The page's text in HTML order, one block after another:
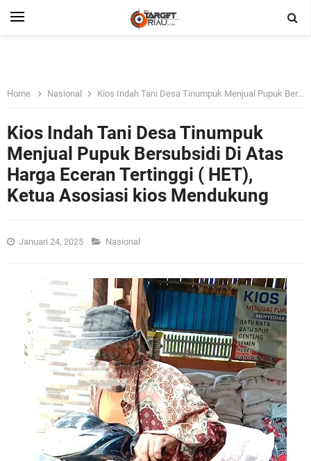
Home Nasional Kios Indah Tani Desa Tinumpuk Menjual Pupuk Bersubsidi Di Atas Harga Eceran Tertinggi ( HET), Ketua Asosiasi kios Mendukung
Kios Indah Tani Desa Tinumpuk
Menjual Pupuk Bersubsidi Di Atas
Harga Eceran Tertinggi ( HET),
Ketua Asosiasi kios Mendukung
Januari 24, 2025 Nasional